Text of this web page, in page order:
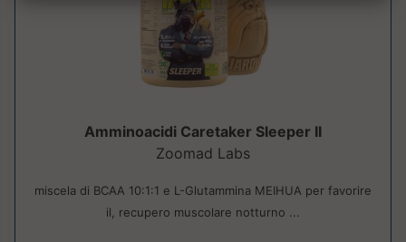
Amminoacidi Caretaker Sleeper II
Zoomad Labs
miscela di BCAA 10:1:1 e L-Glutammina MEIHUA per favorire
il, recupero muscolare notturno ...